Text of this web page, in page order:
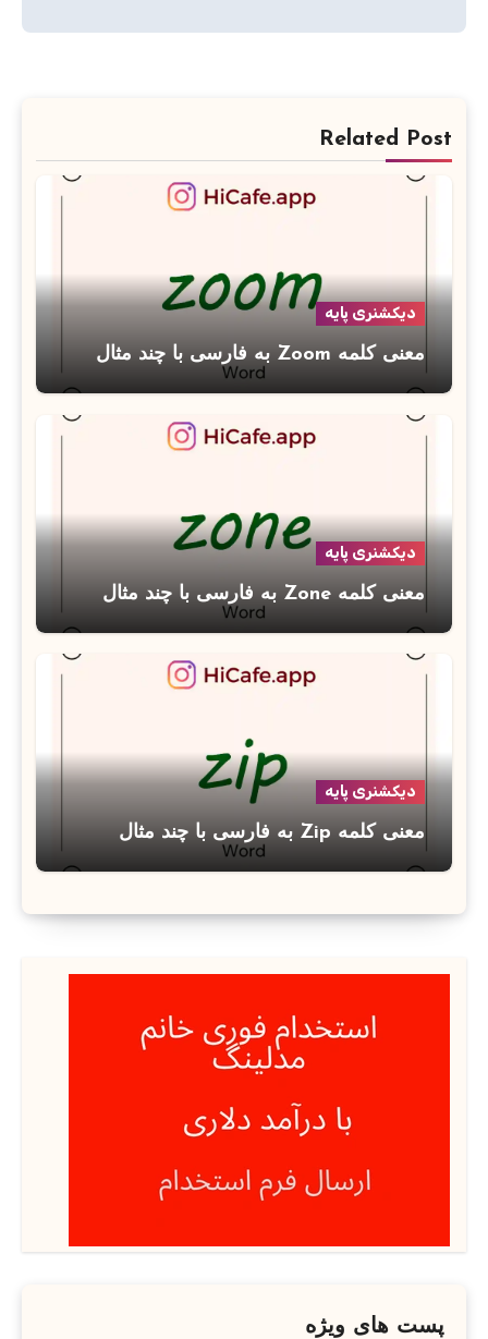
Related Post
دیکشنری پایه
معنی کلمه Zoom به فارسی با چند مثال
دیکشنری پایه
معنی کلمه Zone به فارسی با چند مثال
دیکشنری پایه
معنی کلمه Zip به فارسی با چند مثال
پست های ویژه